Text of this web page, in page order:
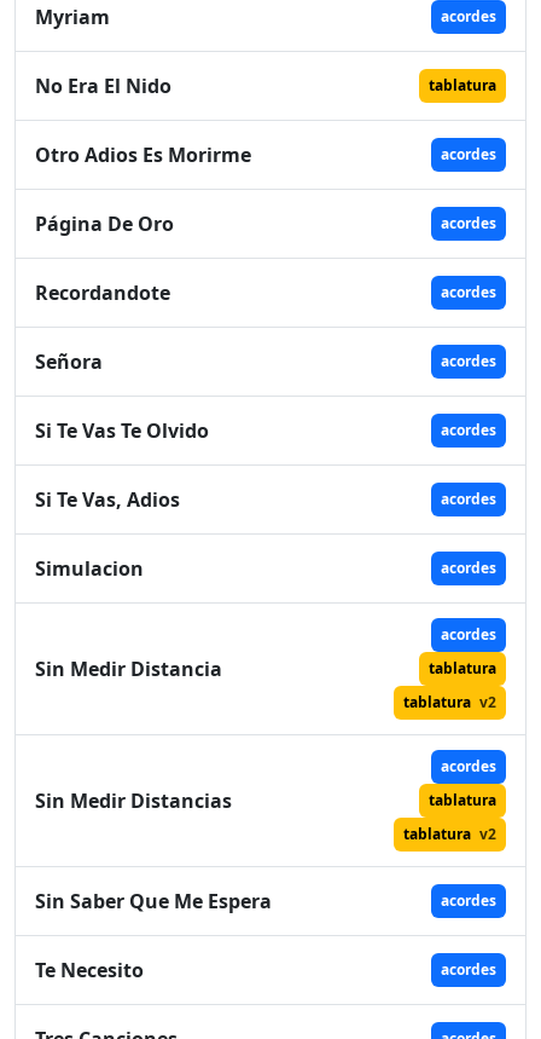
Myriam acordes
No Era El Nido tablatura
Otro Adios Es Morirme acordes
Página De Oro acordes
Recordandote acordes
Señora acordes
Si Te Vas Te Olvido acordes
Si Te Vas, Adios acordes
Simulacion acordes
Sin Medir Distancia
acordes
tablatura
tablatura v2
Sin Medir Distancias
acordes
tablatura
tablatura v2
Sin Saber Que Me Espera acordes
Te Necesito acordes